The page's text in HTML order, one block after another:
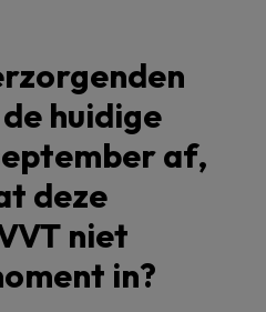
huidige
af,
deze
niet
in?